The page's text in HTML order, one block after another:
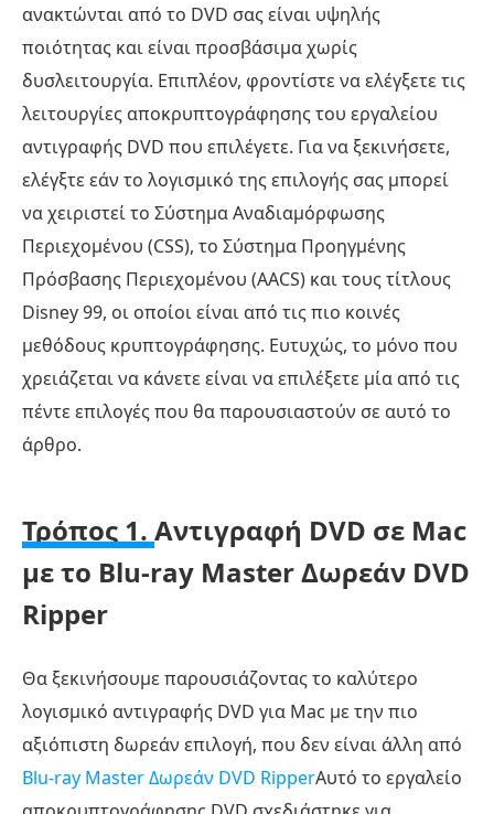
ανακτώνται από το DVD σας είναι υψηλής
ποιότητας και είναι προσβάσιμα χωρίς
δυσλειτουργία. Επιπλέον, φροντίστε να ελέγξετε τις
λειτουργίες αποκρυπτογράφησης του εργαλείου
αντιγραφής DVD που επιλέγετε. Για να ξεκινήσετε,
ελέγξτε εάν το λογισμικό της επιλογής σας μπορεί
να χειριστεί το Σύστημα Αναδιαμόρφωσης
Περιεχομένου (CSS), το Σύστημα Προηγμένης
Πρόσβασης Περιεχομένου (AACS) και τους τίτλους
Disney 99, οι οποίοι είναι από τις πιο κοινές
μεθόδους κρυπτογράφησης. Ευτυχώς, το μόνο που
χρειάζεται να κάνετε είναι να επιλέξετε μία από τις
πέντε επιλογές που θα παρουσιαστούν σε αυτό το
άρθρο.
Τρόπος 1. Αντιγραφή DVD σε Mac
με το Blu-ray Master Δωρεάν DVD
Ripper
Θα ξεκινήσουμε παρουσιάζοντας το καλύτερο
λογισμικό αντιγραφής DVD για Mac με την πιο
αξιόπιστη δωρεάν επιλογή, που δεν είναι άλλη από
Blu-ray Master Δωρεάν DVD RipperΑυτό το εργαλείο